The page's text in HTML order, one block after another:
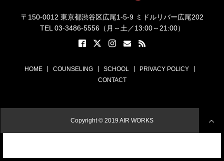
〒150-0012 東京都渋谷区広尾1-5-9 ミドルリバー広尾202
TEL 03-3486-5556（月～土／13:00～21:00）
HOME COUNSELING SCHOOL
PRIVACY POLICY
CONTACT
Copyright © 2019 AIR WORKS